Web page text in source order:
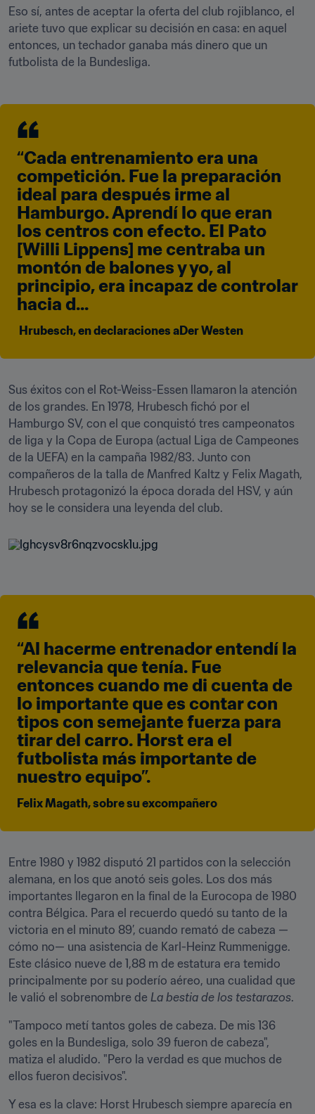
Eso sí, antes de aceptar la oferta del club rojiblanco, el
ariete tuvo que explicar su decisión en casa: en aquel
entonces, un techador ganaba más dinero que un
futbolista de la Bundesliga.
“Cada entrenamiento era una
competición. Fue la preparación
ideal para después irme al
Hamburgo. Aprendí lo que eran
los centros con efecto. El Pato
[Willi Lippens] me centraba un
montón de balones y yo, al
principio, era incapaz de controlar
hacia d...
Hrubesch, en declaraciones aDer Westen
Sus éxitos con el Rot-Weiss-Essen llamaron la atención
de los grandes. En 1978, Hrubesch fichó por el
Hamburgo SV, con el que conquistó tres campeonatos
de liga y la Copa de Europa (actual Liga de Campeones
de la UEFA) en la campaña 1982/83. Junto con
compañeros de la talla de Manfred Kaltz y Felix Magath,
Hrubesch protagonizó la época dorada del HSV, y aún
hoy se le considera una leyenda del club.
“Al hacerme entrenador entendí la
relevancia que tenía. Fue
entonces cuando me di cuenta de
lo importante que es contar con
tipos con semejante fuerza para
tirar del carro. Horst era el
futbolista más importante de
nuestro equipo”.
Felix Magath, sobre su excompañero
Entre 1980 y 1982 disputó 21 partidos con la selección
alemana, en los que anotó seis goles. Los dos más
importantes llegaron en la final de la Eurocopa de 1980
contra Bélgica. Para el recuerdo quedó su tanto de la
victoria en el minuto 89’, cuando remató de cabeza —
cómo no— una asistencia de Karl-Heinz Rummenigge.
Este clásico nueve de 1,88 m de estatura era temido
principalmente por su poderío aéreo, una cualidad que
le valió el sobrenombre de La bestia de los testarazos.
"Tampoco metí tantos goles de cabeza. De mis 136
goles en la Bundesliga, solo 39 fueron de cabeza",
matiza el aludido. "Pero la verdad es que muchos de
ellos fueron decisivos".
Y esa es la clave: Horst Hrubesch siempre aparecía en